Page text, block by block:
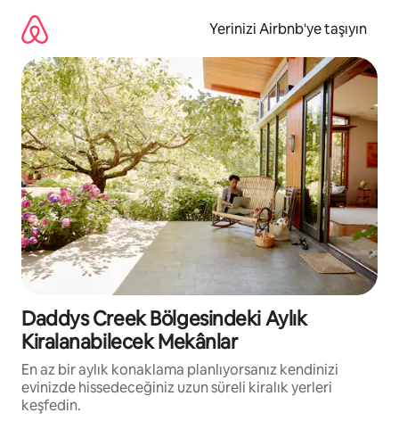
Yerinizi Airbnb'ye taşıyın
Daddys Creek Bölgesindeki Aylık
Kiralanabilecek Mekânlar
En az bir aylık konaklama planlıyorsanız kendinizi
evinizde hissedeceğiniz uzun süreli kiralık yerleri
keşfedin.